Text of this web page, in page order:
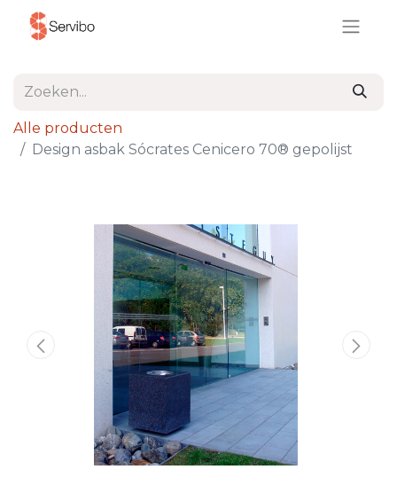
Alle producten
Design asbak Sócrates Cenicero 70® gepolijst